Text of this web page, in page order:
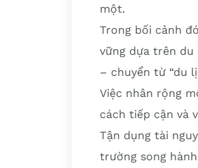
một.
Trong bối cảnh
vững dựa trên
– chuyển từ “du
Việc nhân rộng
cách tiếp cận và
Tận dụng tài
trường song